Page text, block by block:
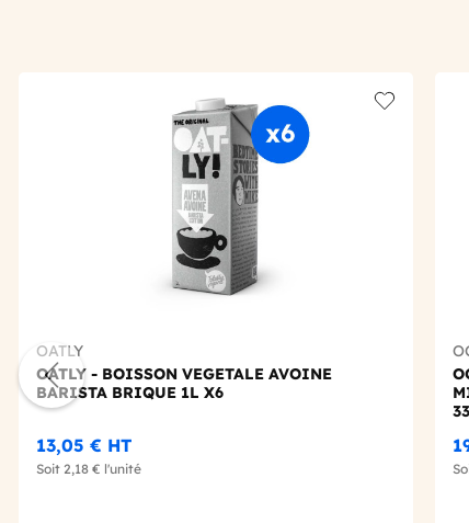
OATLY
OATLY - BOISSON VEGETALE AVOINE
BARISTA BRIQUE 1L X6
13,05 € HT
Soit 2,18 € l'unité